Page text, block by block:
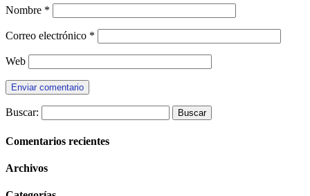
Nombre *
Correo electrónico *
Web
Buscar:
Comentarios recientes
Archivos